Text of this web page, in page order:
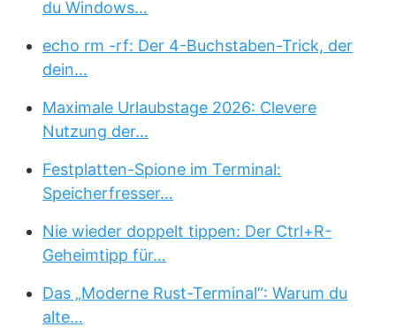
du Windows…
echo rm -rf: Der 4-Buchstaben-Trick, der
dein…
Maximale Urlaubstage 2026: Clevere
Nutzung der…
Festplatten-Spione im Terminal:
Speicherfresser…
Nie wieder doppelt tippen: Der Ctrl+R-
Geheimtipp für…
Das „Moderne Rust-Terminal“: Warum du
alte…